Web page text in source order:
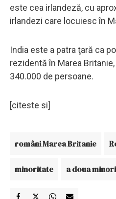
este cea irlandeză, cu
irlandezi care locuiesc în
India este a patra ţară ca
rezidentă în Marea
340.000 de persoane.
[citeste si]
români Marea Britanie
minoritate a doua